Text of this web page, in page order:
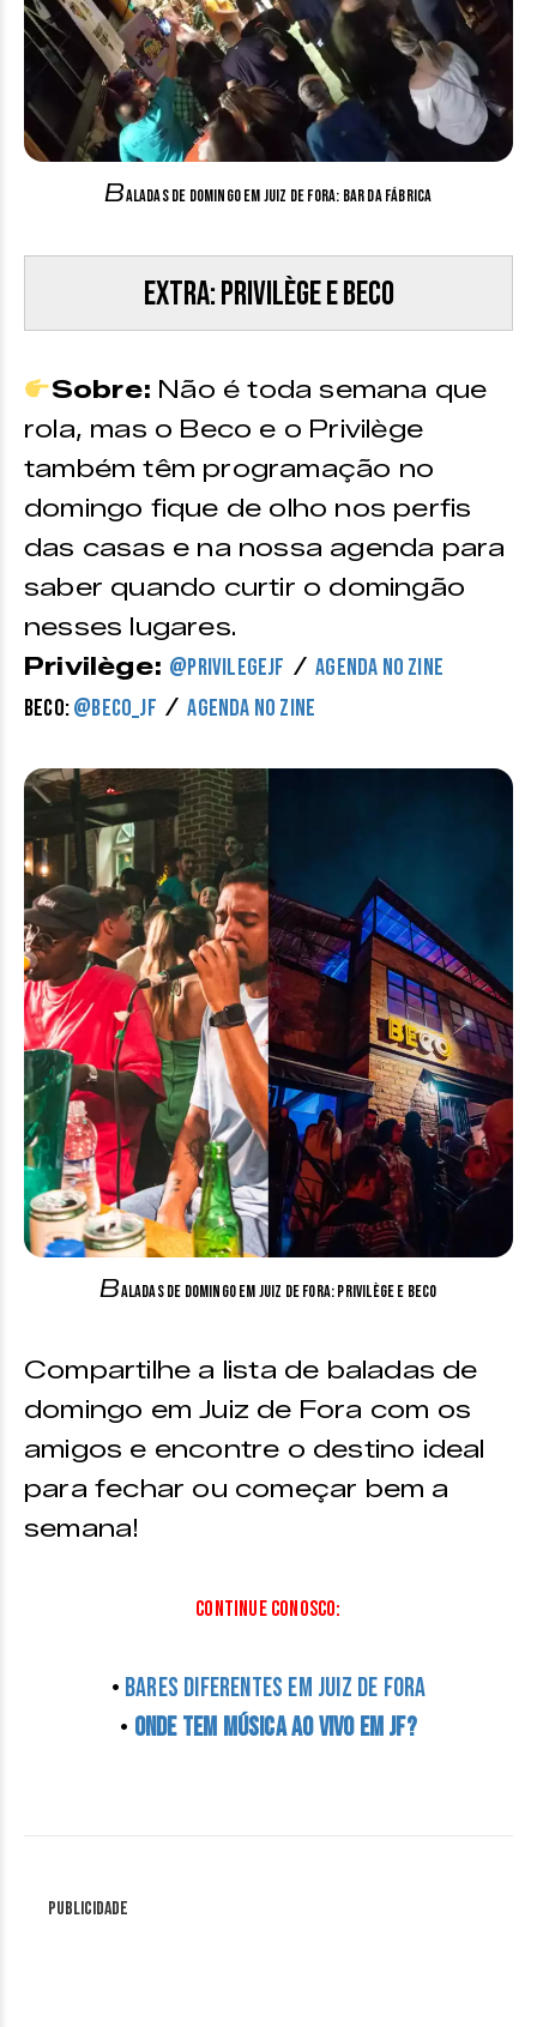
Baladas de Domingo em Juiz de Fora: Bar da Fábrica
Extra: Privilège e Beco
Sobre: Não é toda semana que
rola, mas o Beco e o Privilège
também têm programação no
domingo fique de olho nos perfis
das casas e na nossa agenda para
saber quando curtir o domingão
nesses lugares.
Privilège: @privilegejf /Agenda no Zine
Beco:@beco_jf /Agenda no Zine
Baladas de Domingo em Juiz de Fora: Privilège e Beco
Compartilhe a lista de baladas de
domingo em Juiz de Fora com os
amigos e encontre o destino ideal
para fechar ou começar bem a
semana!
CONTINUE CONOSCO:
• Bares diferentes em Juiz de Fora
• Onde tem música ao vivo em JF?
Publicidade